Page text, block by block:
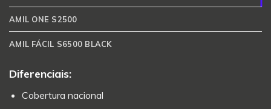
AMIL ONE S2500
AMIL FÁCIL S6500 BLACK
Diferenciais:
Cobertura nacional